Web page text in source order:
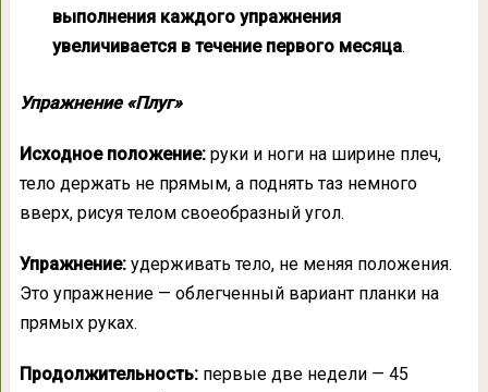
выполнения каждого упражнения
увеличивается в течение первого месяца.
Упражнение «Плуг»
Исходное положение:руки и ноги на ширине плеч,
тело держать не прямым, а поднять таз немного
вверх, рисуя телом своеобразный угол.
Упражнение:удерживать тело, не меняя положения.
Это упражнение — облегченный вариант планки на
прямых руках.
Продолжительность:первые две недели — 45